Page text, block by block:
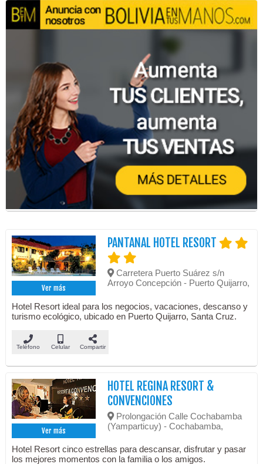
Ver más
PANTANAL HOTEL RESORT
Carretera Puerto Suárez s/n
Arroyo Concepción - Puerto Quijarro,
Hotel Resort ideal para los negocios, vacaciones, descanso y
turismo ecológico, ubicado en Puerto Quijarro, Santa Cruz.
Teléfono Celular Compartir
Ver más
HOTEL REGINA RESORT &
CONVENCIONES
Prolongación Calle Cochabamba
(Yamparticuy) - Cochabamba,
Hotel Resort cinco estrellas para descansar, disfrutar y pasar
los mejores momentos con la familia o los amigos.